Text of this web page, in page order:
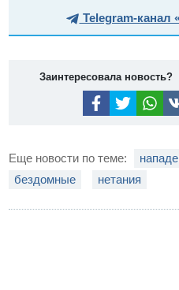
Telegram-канал
Заинтересовала
Еще новости по теме:
бездомные
нетания